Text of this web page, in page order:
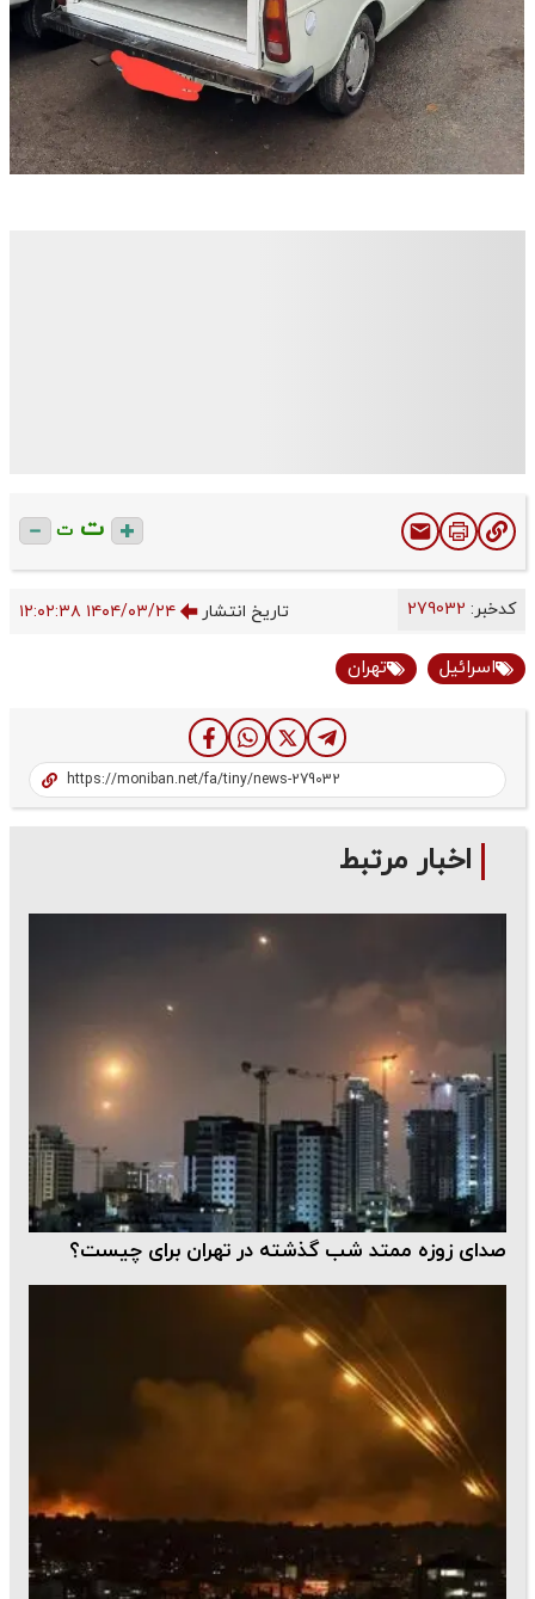
ت ت
کدخبر: تاریخ انتشار ۱۴۰۴/۰۳/۲۴ ۱۲:۰۲:۳۸
اسرائیل تهران
اخبار مرتبط
صدای زوزه ممتد شب گذشته در تهران برای چیست؟